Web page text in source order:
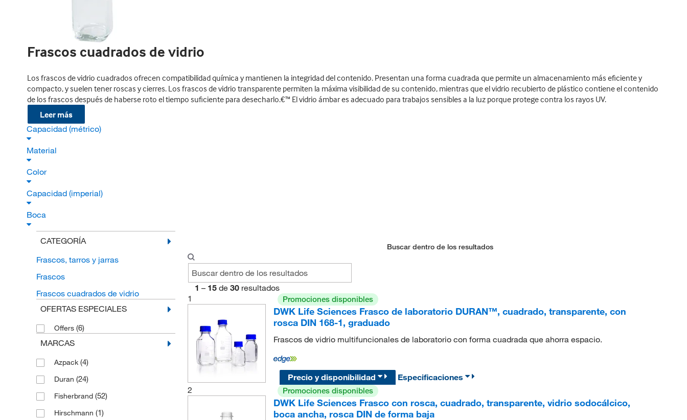
Frascos cuadrados de vidrio
Los frascos de vidrio cuadrados ofrecen compatibilidad química y mantienen la integridad del contenido. Presentan una forma cuadrada que permite un almacenamiento más eficiente y
compacto, y suelen tener roscas y cierres. Los frascos de vidrio transparente permiten la máxima visibilidad de su contenido, mientras que el vidrio recubierto de plástico contiene el contenido
de los frascos después de haberse roto el tiempo suficiente para desecharlo.€™ El vidrio ámbar es adecuado para trabajos sensibles a la luz porque protege contra los rayos UV.
Leer más
Capacidad (métrico)
Material
Color
Capacidad (imperial)
Boca
CATEGORÍA
Frascos, tarros y jarras
Frascos
Frascos cuadrados de vidrio
OFERTAS ESPECIALES
Offers (6)
MARCAS
Azpack (4)
Duran (24)
Fisherbrand (52)
Hirschmann (1)
Buscar dentro de los resultados
1 – 15 de 30 resultados
1
Promociones disponibles
DWK Life Sciences Frasco de laboratorio DURAN™, cuadrado, transparente, con
rosca DIN 168-1, graduado
Frascos de vidrio multifuncionales de laboratorio con forma cuadrada que ahorra espacio.
Precio y disponibilidad
Especificaciones
2
Promociones disponibles
DWK Life Sciences Frasco con rosca, cuadrado, transparente, vidrio sodocálcico,
boca ancha, rosca DIN de forma baja